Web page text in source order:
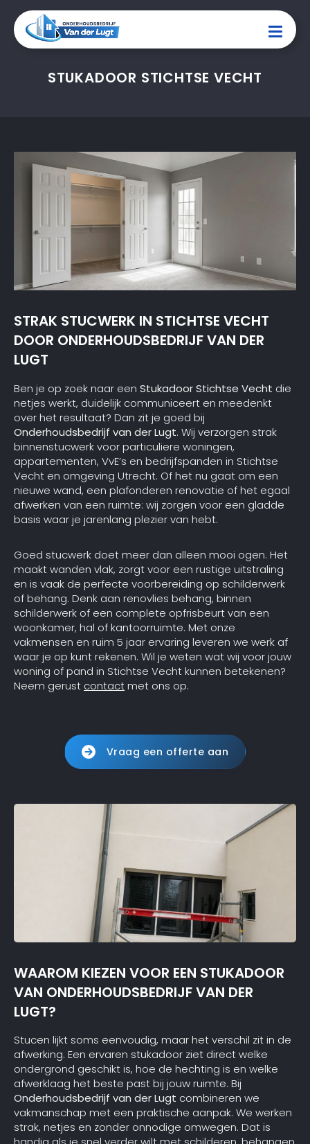
STUKADOOR STICHTSE VECHT
STRAK STUCWERK IN STICHTSE VECHT
DOOR ONDERHOUDSBEDRIJF VAN DER
LUGT
Ben je op zoek naar een Stukadoor Stichtse Vecht die
netjes werkt, duidelijk communiceert en meedenkt
over het resultaat? Dan zit je goed bij
Onderhoudsbedrijf van der Lugt. Wij verzorgen strak
binnenstucwerk voor particuliere woningen,
appartementen, VvE’s en bedrijfspanden in Stichtse
Vecht en omgeving Utrecht. Of het nu gaat om een
nieuwe wand, een plafonderen renovatie of het egaal
afwerken van een ruimte: wij zorgen voor een gladde
basis waar je jarenlang plezier van hebt.
Goed stucwerk doet meer dan alleen mooi ogen. Het
maakt wanden vlak, zorgt voor een rustige uitstraling
en is vaak de perfecte voorbereiding op schilderwerk
of behang. Denk aan renovlies behang, binnen
schilderwerk of een complete opfrisbeurt van een
woonkamer, hal of kantoorruimte. Met onze
vakmensen en ruim 5 jaar ervaring leveren we werk af
waar je op kunt rekenen. Wil je weten wat wij voor jouw
woning of pand in Stichtse Vecht kunnen betekenen?
Neem gerust contactmet ons op.
Vraag een offerte aan
WAAROM KIEZEN VOOR EEN STUKADOOR
VAN ONDERHOUDSBEDRIJF VAN DER
LUGT?
Stucen lijkt soms eenvoudig, maar het verschil zit in de
afwerking. Een ervaren stukadoor ziet direct welke
ondergrond geschikt is, hoe de hechting is en welke
afwerklaag het beste past bij jouw ruimte. Bij
Onderhoudsbedrijf van der Lugt combineren we
vakmanschap met een praktische aanpak. We werken
strak, netjes en zonder onnodige omwegen. Dat is